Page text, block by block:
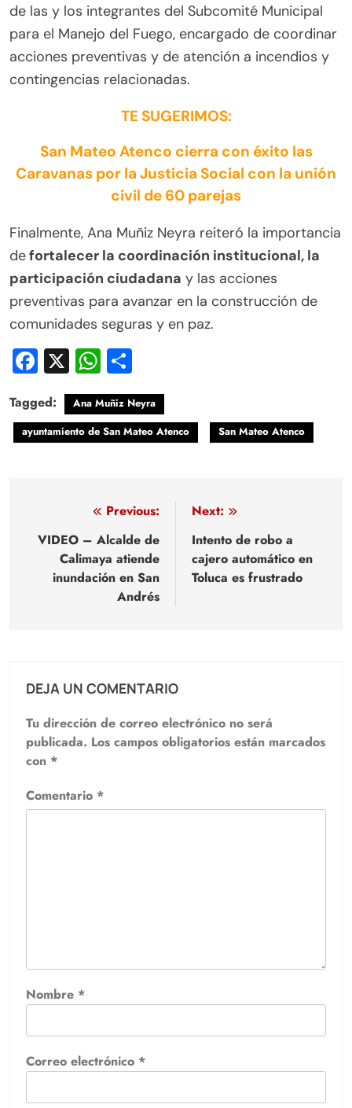
de las y los integrantes del Subcomité Municipal
para el Manejo del Fuego, encargado de coordinar
acciones preventivas y de atención a incendios y
contingencias relacionadas.
TE SUGERIMOS:
San Mateo Atenco cierra con éxito las
Caravanas por la Justicia Social con la unión
civil de 60 parejas
Finalmente, Ana Muñiz Neyra reiteró la importancia
defortalecer la coordinación institucional, la
participación ciudadana y las acciones
preventivas para avanzar en la construcción de
comunidades seguras y en paz.
Facebook
X WhatsApp
Tagged:
Ana Muñiz Neyra
ayuntamiento de San Mateo Atenco
San Mateo Atenco
Navegación
de
entradas
Previous:
VIDEO – Alcalde de
Calimaya atiende
inundación en San
Andrés
Next:
Intento de robo a
cajero automático en
Toluca es frustrado
DEJA UN COMENTARIO
Tu dirección de correo electrónico no será
publicada. Los campos obligatorios están marcados
con *
Comentario *
Nombre *
Correo electrónico *